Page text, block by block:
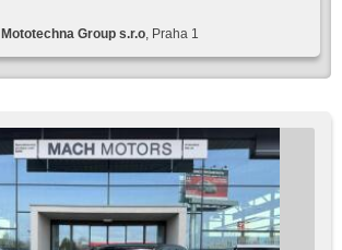
Mototechna Group s.r.o , Praha 1